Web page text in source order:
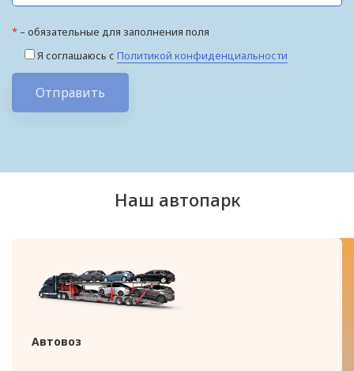
* – обязательные для заполнения поля
Я соглашаюсь с Политикой конфиденциальности
Отправить
Наш автопарк
Автовоз